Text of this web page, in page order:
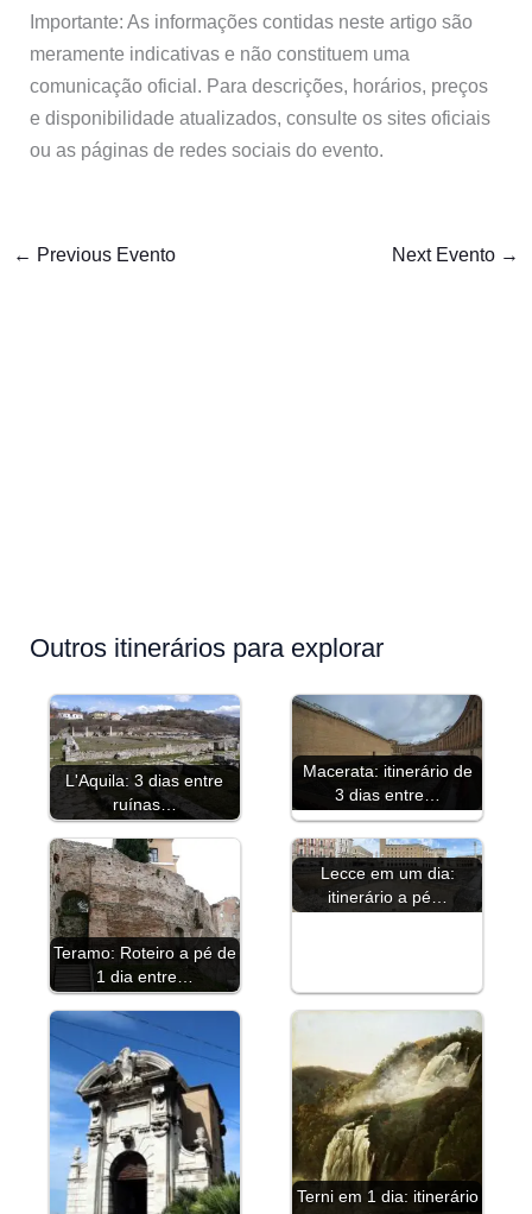
Importante: As informações contidas neste artigo são
meramente indicativas e não constituem uma
comunicação oficial. Para descrições, horários, preços
e disponibilidade atualizados, consulte os sites oficiais
ou as páginas de redes sociais do evento.
← Previous Evento Next Evento →
Outros itinerários para explorar
L'Aquila: 3 dias entre
ruínas…
Macerata: itinerário de
3 dias entre…
Teramo: Roteiro a pé de
1 dia entre…
Lecce em um dia:
itinerário a pé…
Terni em 1 dia: itinerário